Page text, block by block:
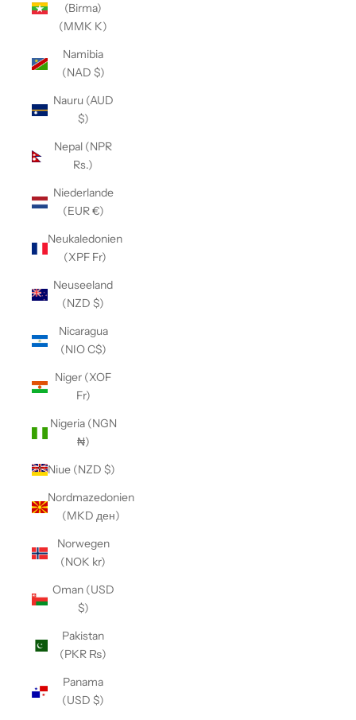
(Birma)
(MMK K)
Namibia
(NAD $)
Nauru (AUD
$)
Nepal (NPR
Rs.)
Niederlande
(EUR €)
Neukaledonien
(XPF Fr)
Neuseeland
(NZD $)
Nicaragua
(NIO C$)
Niger (XOF
Fr)
Nigeria (NGN
₦)
Niue (NZD $)
Nordmazedonien
(MKD ден)
Norwegen
(NOK kr)
Oman (USD
$)
Pakistan
(PKR ₨)
Panama
(USD $)